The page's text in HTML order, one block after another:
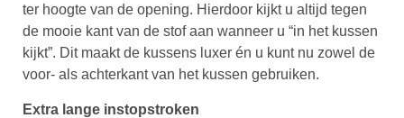
ter hoogte van de opening. Hierdoor kijkt u altijd tegen
de mooie kant van de stof aan wanneer u “in het kussen
kijkt”. Dit maakt de kussens luxer én u kunt nu zowel de
voor- als achterkant van het kussen gebruiken.
Extra lange instopstroken